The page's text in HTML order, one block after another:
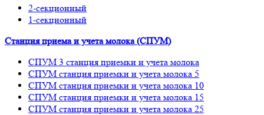
2-секционный
1-секционный
Станция приема и учета молока (СПУМ)
СПУМ 3 станция приемки и учета молока
СПУМ станция приемки и учета молока 5
СПУМ станция приемки и учета молока 10
СПУМ станция приемки и учета молока 15
СПУМ станция приемки и учета молока 25